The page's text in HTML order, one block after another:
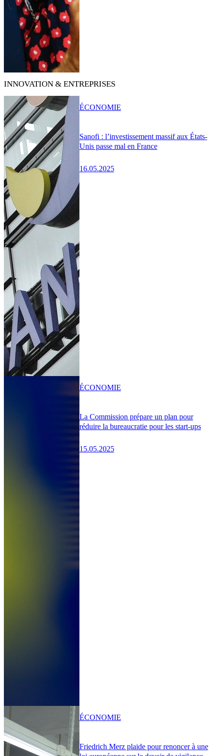
INNOVATION & ENTREPRISES
Sanofi : l’investissement massif aux États-
Unis passe mal en France
16.05.2025
ÉCONOMIE
La Commission prépare un plan pour
réduire la bureaucratie pour les start-ups
15.05.2025
ÉCONOMIE
Friedrich Merz plaide pour renoncer à une
ÉCONOMIE